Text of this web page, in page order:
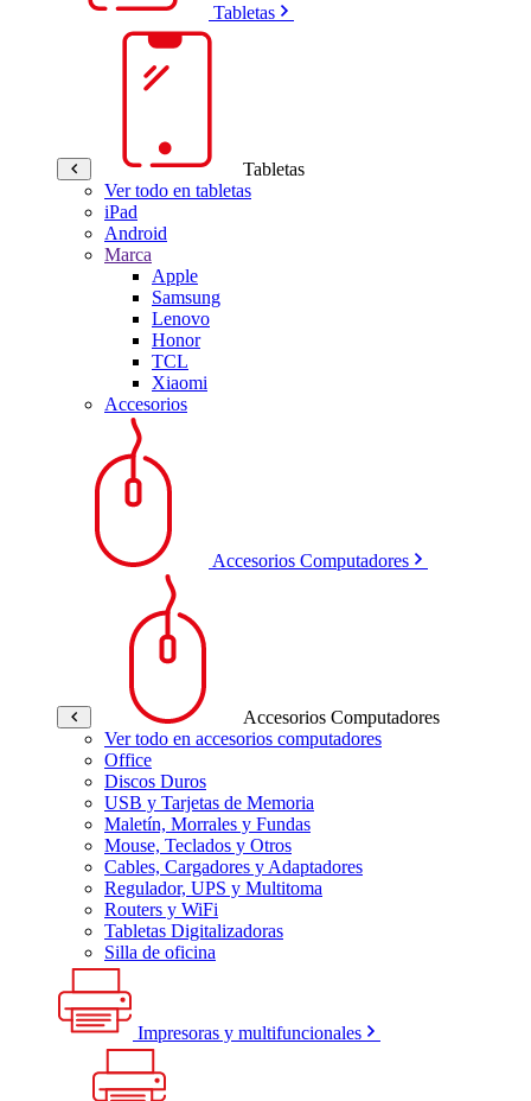
Tabletas
Tabletas
Ver todo en tabletas
iPad
Android
Marca
Apple
Samsung
Lenovo
Honor
TCL
Xiaomi
Accesorios
Accesorios Computadores
Accesorios Computadores
Ver todo en accesorios computadores
Office
Discos Duros
USB y Tarjetas de Memoria
Maletín, Morrales y Fundas
Mouse, Teclados y Otros
Cables, Cargadores y Adaptadores
Regulador, UPS y Multitoma
Routers y WiFi
Tabletas Digitalizadoras
Silla de oficina
Impresoras y multifuncionales